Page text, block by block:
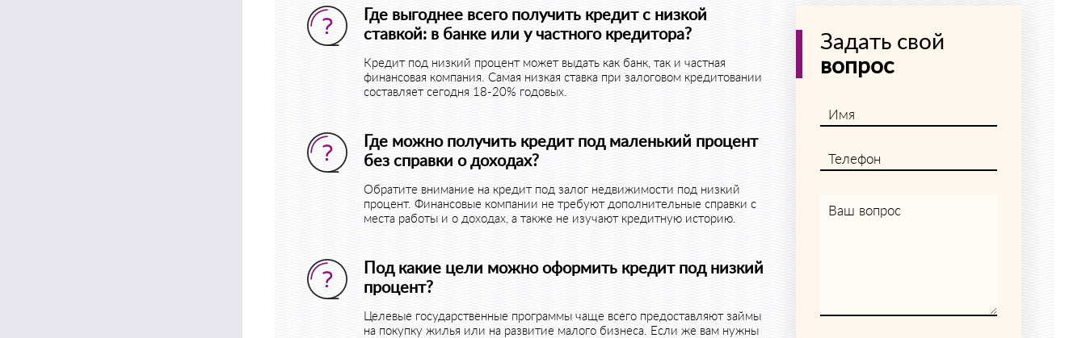
Где выгоднее всего получить кредит с низкой
ставкой: в банке или у частного кредитора?
Кредит под низкий процент может выдать как банк, так и частная
финансовая компания. Самая низкая ставка при залоговом кредитовании
составляет сегодня 18-20% годовых.
Где можно получить кредит под маленький процент
без справки о доходах?
Обратите внимание на кредит под залог недвижимости под низкий
процент. Финансовые компании не требуют дополнительные справки с
места работы и о доходах, а также не изучают кредитную историю.
Под какие цели можно оформить кредит под низкий
процент?
Целевые государственные программы чаще всего предоставляют займы
на покупку жилья или на развитие малого бизнеса. Если же вам нужны
Задать свой
вопрос
Имя
Телефон
Ваш вопрос